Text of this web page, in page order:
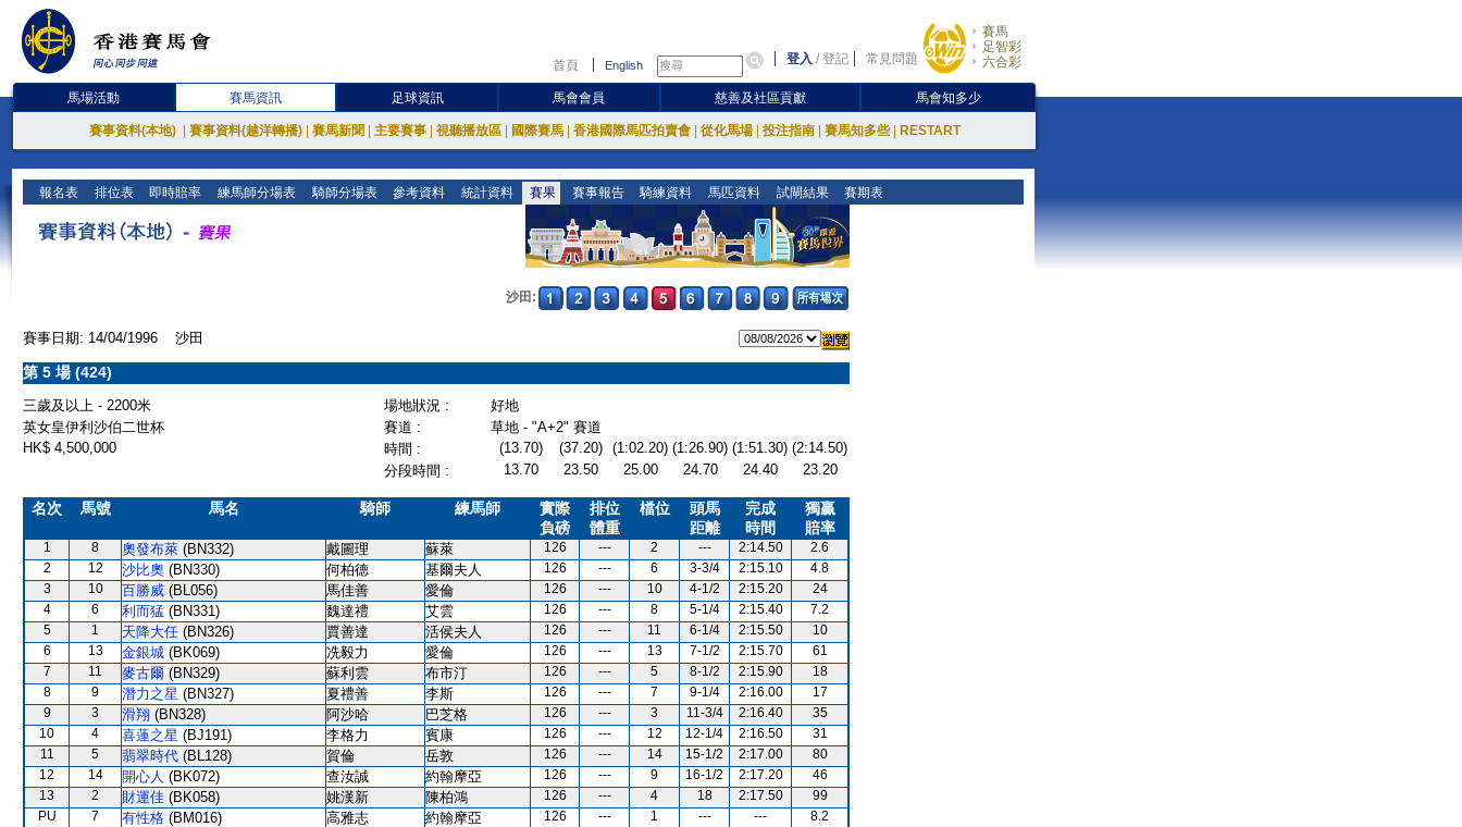
首頁 English 登入 /登記 常見問題
賽馬
足智彩
六合彩
馬場活動 賽馬資訊 足球資訊 馬會會員 慈善及社區貢獻 馬會知多少
賽事資料(本地) 賽事資料(越洋轉播) 賽馬新聞 主要賽事 視聽播放區 國際賽馬 香港國際馬匹拍賣會 從化馬場 投注指南 賽馬知多些 RESTART
報名表 排位表 即時賠率 練馬師分場表 騎師分場表 參考資料 統計資料 賽果 賽事報告 騎練資料 馬匹資料 試閘結果 賽期表
沙田:
賽事日期: 14/04/1996 沙田
第 5 場 (424)
三歲及以上 - 2200米 場地狀況 :
好地
英女皇伊利沙伯二世杯
賽道 :
草地 - "A+2" 賽道
HK$ 4,500,000
時間 : (13.70) (37.20) (1:02.20) (1:26.90) (1:51.30) (2:14.50)
分段時間 :
13.70 23.50 25.00 24.70 24.40 23.20
名次 馬號 馬名 騎師 練馬師
實際
負磅
排位
體重
檔位
頭馬
距離
完成
時間
獨贏
賠率
1 8 奧發布萊 (BN332) 戴圖理 蘇萊 126 --- 2 --- 2:14.50
2.6
2
12 沙比奧 (BN330) 何柏德 基爾夫人 126 --- 6 3-3/4 2:15.10
4.8
3
10 百勝威 (BL056) 馬佳善 愛倫 126 --- 10 4-1/2 2:15.20
24
4
6 利而猛 (BN331) 魏達禮 艾雲 126 --- 8 5-1/4 2:15.40
7.2
5
1 天降大任 (BN326) 賈善達 活侯夫人 126 --- 11 6-1/4 2:15.50
10
6
13 金銀城 (BK069) 冼毅力 愛倫 126 --- 13 7-1/2 2:15.70
61
7
11 麥古爾 (BN329) 蘇利雲 布市汀 126 --- 5 8-1/2 2:15.90
18
8
9 潛力之星 (BN327) 夏禮善 李斯 126 --- 7 9-1/4 2:16.00
17
9
3 滑翔 (BN328) 阿沙哈 巴芝格 126 --- 3 11-3/4 2:16.40
35
10
4 喜蓮之星 (BJ191) 李格力 賓康 126 --- 12 12-1/4 2:16.50
31
11
5 翡翠時代 (BL128) 賀倫 岳敦 126 --- 14 15-1/2 2:17.00
80
12
14 開心人 (BK072) 查汝誠 約翰摩亞 126 --- 9 16-1/2 2:17.20
46
13
2 財運佳 (BK058) 姚漢新 陳柏鴻 126 --- 4 18 2:17.50
99
PU
7 有性格 (BM016) 高雅志 約翰摩亞 126 --- 1 --- --- 8.2